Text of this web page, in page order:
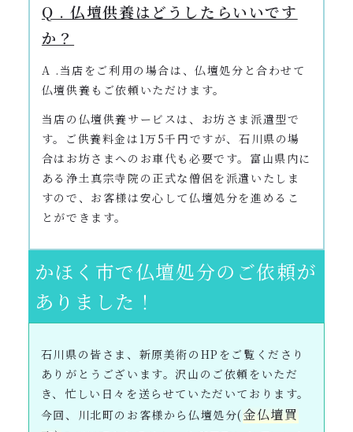
Q . 仏壇供養はどうしたらいいです
か？
A .当店をご利用の場合は、仏壇処分と合わせて
仏壇供養もご依頼いただけます。
当店の仏壇供養サービスは、お坊さま派遣型で
す。ご供養料金は1万5千円ですが、石川県の場
合はお坊さまへのお車代も必要です。富山県内に
ある浄土真宗寺院の正式な僧侶を派遣いたしま
すので、お客様は安心して仏壇処分を進めるこ
とができます。
かほく市で仏壇処分のご依頼が
ありました！
石川県の皆さま、新原美術のHPをご覧くださり
ありがとうございます。沢山のご依頼をいただ
き、忙しい日々を送らせていただいております。
今回、川北町のお客様から仏壇処分(金仏壇買